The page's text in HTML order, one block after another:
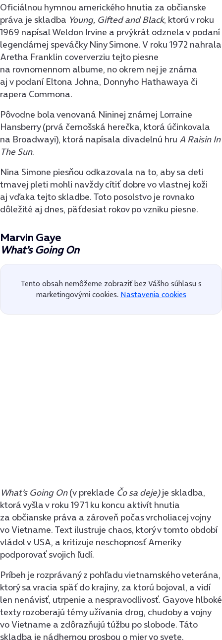
Oficiálnou hymnou amerického hnutia za občianske
práva je skladba Young, Gifted and Black, ktorú v roku
1969 napísal Weldon Irvine a prvýkrát odznela v podaní
legendárnej speváčky Niny Simone. V roku 1972 nahrala
Aretha Franklin coververziu tejto piesne
na rovnomennom albume, no okrem nej je známa
aj v podaní Eltona Johna, Donnyho Hathawaya či
rapera Commona.
Pôvodne bola venovaná Nininej známej Lorraine
Hansberry (prvá černošská herečka, ktorá účinkovala
na Broadwayi), ktorá napísala divadelnú hru A Raisin In
The Sun.
Nina Simone piesňou odkazovala na to, aby sa deti
tmavej pleti mohli navždy cítiť dobre vo vlastnej koži
aj vďaka tejto skladbe. Toto posolstvo je rovnako
dôležité aj dnes, päťdesiat rokov po vzniku piesne.
Marvin Gaye
What’s Going On
Tento obsah nemôžeme zobraziť bez Vášho súhlasu s
marketingovými cookies. Nastavenia cookies
What’s Going On(v preklade Čo sa deje)je skladba,
ktorá vyšla v roku 1971 ku koncu aktivít hnutia
za občianske práva a zároveň počas vrcholiacej vojny
vo Vietname. Text ilustruje chaos, ktorý v tomto období
vládol v USA, a kritizuje neschopnosť Ameriky
podporovať svojich ľudí.
Príbeh je rozprávaný z pohľadu vietnamského veterána,
ktorý sa vracia späť do krajiny, za ktorú bojoval, a vidí
len nenávisť, utrpenie a nespravodlivosť. Gayove hlboké
texty rozoberajú témy užívania drog, chudoby a vojny
vo Vietname a zdôrazňujú túžbu po slobode. Táto
skladba je nádhernou prosbou o mier vo svete.